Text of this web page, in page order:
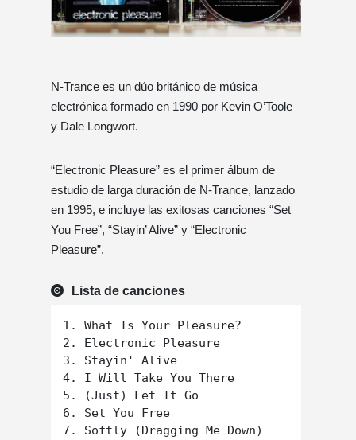
N-Trance es un dúo británico de música
electrónica formado en 1990 por Kevin O’Toole
y Dale Longwort.
“Electronic Pleasure” es el primer álbum de
estudio de larga duración de N-Trance, lanzado
en 1995, e incluye las exitosas canciones “Set
You Free”, “Stayin’ Alive” y “Electronic
Pleasure”.
Lista de canciones
1. What Is Your Pleasure?
2. Electronic Pleasure
3. Stayin' Alive
4. I Will Take You There
5. (Just) Let It Go
6. Set You Free
7. Softly (Dragging Me Down)